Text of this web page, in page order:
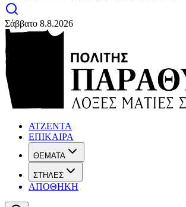
Σάββατο 8.8.2026
ΑΤΖΕΝΤΑ
ΕΠΙΚΑΙΡΑ
ΘΕΜΑΤΑ
ΣΤΗΛΕΣ
ΑΠΟΘΗΚΗ